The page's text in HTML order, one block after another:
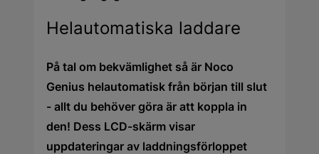
Helautomatiska laddare
På tal om bekvämlighet så är Noco
Genius helautomatisk från början till slut
- allt du behöver göra är att koppla in
den! Dess LCD-skärm visar
uppdateringar av laddningsförloppet